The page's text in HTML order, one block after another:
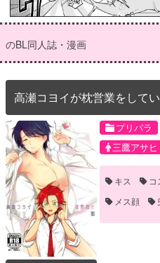
のBL同人誌・漫画
高瀬コヨイが枕営業をして
プリパラ
三鷹アサヒ
キス コ
メス顔
手マン